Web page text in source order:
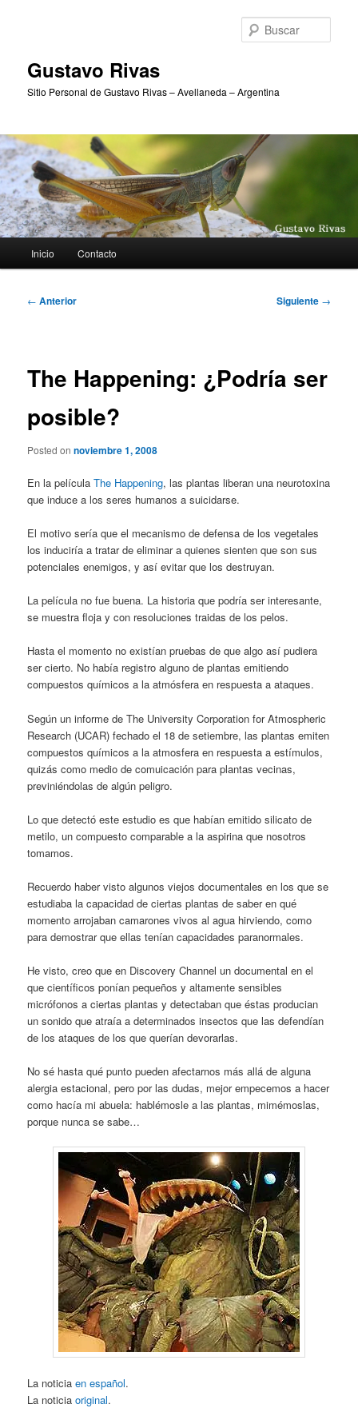
Gustavo Rivas
Sitio Personal de Gustavo Rivas – Avellaneda – Argentina
principal
Inicio Contacto
Navegación
← Anterior Siguiente →
The Happening: ¿Podría ser
posible?
Posted onnoviembre 1, 2008
En la películaThe Happening, las plantas liberan una neurotoxina
que induce a los seres humanos a suicidarse.
El motivo sería que el mecanismo de defensa de los vegetales
los induciría a tratar de eliminar a quienes sienten que son sus
potenciales enemigos, y así evitar que los destruyan.
La película no fue buena. La historia que podría ser interesante,
se muestra floja y con resoluciones traidas de los pelos.
Hasta el momento no existían pruebas de que algo así pudiera
ser cierto. No había registro alguno de plantas emitiendo
compuestos químicos a la atmósfera en respuesta a ataques.
Según un informe de The University Corporation for Atmospheric
Research (UCAR) fechado el 18 de setiembre, las plantas emiten
compuestos químicos a la atmosfera en respuesta a estímulos,
quizás como medio de comuicación para plantas vecinas,
previniéndolas de algún peligro.
Lo que detectó este estudio es que habían emitido silicato de
metilo, un compuesto comparable a la aspirina que nosotros
tomamos.
Recuerdo haber visto algunos viejos documentales en los que se
estudiaba la capacidad de ciertas plantas de saber en qué
momento arrojaban camarones vivos al agua hirviendo, como
para demostrar que ellas tenían capacidades paranormales.
He visto, creo que en Discovery Channel un documental en el
que científicos ponían pequeños y altamente sensibles
micrófonos a ciertas plantas y detectaban que éstas producian
un sonido que atraía a determinados insectos que las defendían
de los ataques de los que querían devorarlas.
No sé hasta qué punto pueden afectarnos más allá de alguna
alergia estacional, pero por las dudas, mejor empecemos a hacer
como hacía mi abuela: hablémosle a las plantas, mimémoslas,
porque nunca se sabe…
La noticiaen español.
La noticiaoriginal.